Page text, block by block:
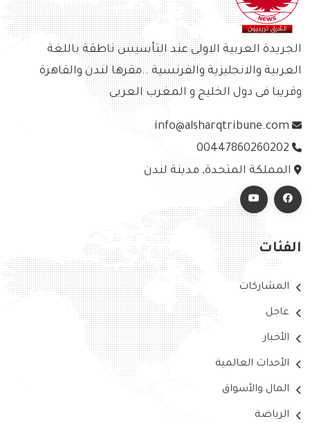
الجريدة العربية الاولى عند التأسيس ناطقة باللغة
العربية والانجليزية والفرنسية ..مقرها لندن والقاهرة
وقريبا فى دول الخليج و المغرب العربى
المملكة المتحدة, مدينة لندن
الفئات
المشاركات
عاجل
الأخبار
الأحداث العالمية
المال والأسواق
الرياضة